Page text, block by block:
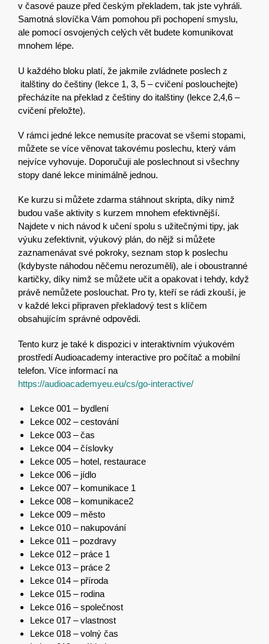
v časové pauze před českým překladem, tak jste vyhráli.
Samotná slovíčka Vám pomohou při pochopení smyslu,
ale pomocí osvojených celých vět budete komunikovat
mnohem lépe.
U každého bloku platí, že jakmile zvládnete poslech z
italštiny do češtiny (lekce 1, 3, 5 – cvičení poslouchejte)
přecházíte na překlad z češtiny do italštiny (lekce 2,4,6 –
cvičení přeložte).
V rámci jedné lekce nemusíte pracovat se všemi stopami,
můžete se více věnovat takovému poslechu, který vám
nejvíce vyhovuje. Doporučuji ale poslechnout si všechny
stopy dané lekce minimálně jednou.
Ke kurzu si můžete zdarma stáhnout skripta, díky nimž
budou vaše aktivity s kurzem mnohem efektivnější.
Najdete v nich návod k učení spolu s užitečnými tipy, jak
výuku zefektivnit, výukový plán, do nějž si můžete
zaznamenávat své pokroky, seznam stop k poslechu
(kdybyste náhodou něčemu nerozuměli), ale i oboustranné
kartičky, díky nimž se můžete učit a opakovat i tehdy, když
právě nemůžete poslouchat. Pro ty, kteří se rádi zkouší, je
v každé lekci připraven překladový test s klíčem
obsahujícím správné odpovědi.
Tento kurz je také k dispozici v interaktivním výukovém
prostředí Audioacademy interactive pro počítač a mobilní
telefon. Více informací na
https://audioacademyeu.eu/cs/go-interactive/
Lekce 001 – bydlení
Lekce 002 – cestování
Lekce 003 – čas
Lekce 004 – číslovky
Lekce 005 – hotel, restaurace
Lekce 006 – jídlo
Lekce 007 – komunikace 1
Lekce 008 – komunikace2
Lekce 009 – město
Lekce 010 – nakupování
Lekce 011 – pozdravy
Lekce 012 – práce 1
Lekce 013 – práce 2
Lekce 014 – příroda
Lekce 015 – rodina
Lekce 016 – společnost
Lekce 017 – vlastnost
Lekce 018 – volný čas